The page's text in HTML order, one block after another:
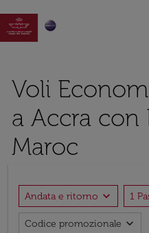

Voli
a Accra con
Maroc
Andata e ritorno expand_more 1
Codice promozionale expand_more